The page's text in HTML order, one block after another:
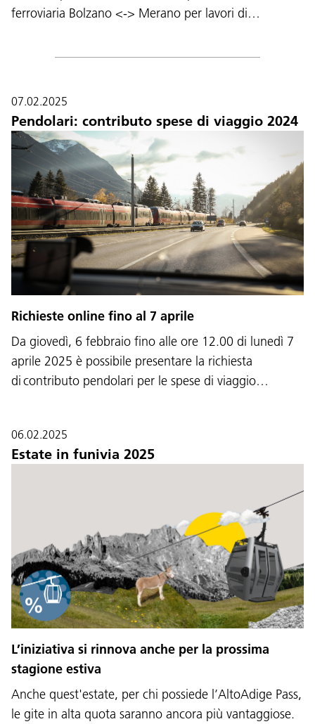
ferroviaria Bolzano <-> Merano per lavori di…
07.02.2025
Pendolari: contributo spese di viaggio 2024
Richieste online fino al 7 aprile
Da giovedì, 6 febbraio fino alle ore 12.00 di lunedì 7
aprile 2025 è possibile presentare la richiesta
di contributo pendolari per le spese di viaggio…
06.02.2025
Estate in funivia 2025
L’iniziativa si rinnova anche per la prossima
stagione estiva
Anche quest'estate, per chi possiede l’AltoAdige Pass,
le gite in alta quota saranno ancora più vantaggiose.